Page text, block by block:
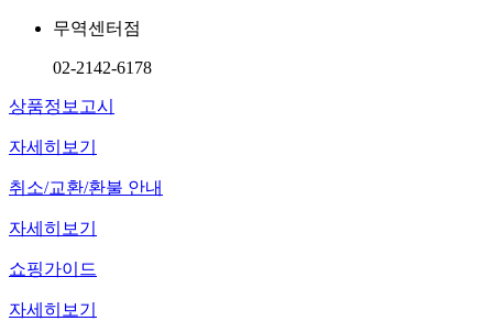
무역센터점
02-2142-6178
상품정보고시
자세히보기
취소/교환/환불 안내
자세히보기
쇼핑가이드
자세히보기